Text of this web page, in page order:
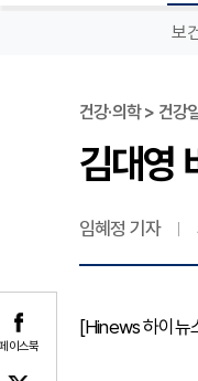
보
이스북
건강·의학 > 건강
김대영
임혜정 기자
[Hinews 하이뉴